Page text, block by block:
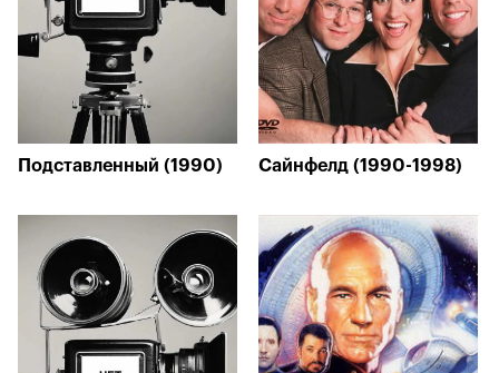
Подставленный (1990) Сайнфелд (1990-1998)